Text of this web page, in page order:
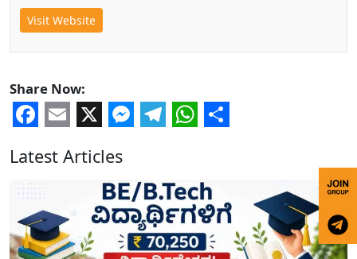
Visit Website
Share Now:
Facebook
Email
X Messenger
Telegram
WhatsApp
Share
Latest Articles